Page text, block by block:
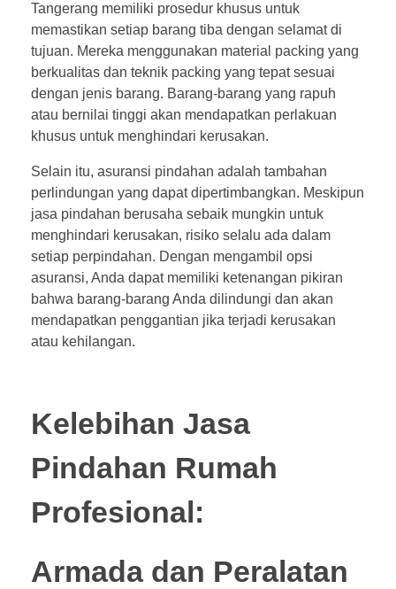
Tangerang memiliki prosedur khusus untuk
memastikan setiap barang tiba dengan selamat di
tujuan. Mereka menggunakan material packing yang
berkualitas dan teknik packing yang tepat sesuai
dengan jenis barang. Barang-barang yang rapuh
atau bernilai tinggi akan mendapatkan perlakuan
khusus untuk menghindari kerusakan.
Selain itu, asuransi pindahan adalah tambahan
perlindungan yang dapat dipertimbangkan. Meskipun
jasa pindahan berusaha sebaik mungkin untuk
menghindari kerusakan, risiko selalu ada dalam
setiap perpindahan. Dengan mengambil opsi
asuransi, Anda dapat memiliki ketenangan pikiran
bahwa barang-barang Anda dilindungi dan akan
mendapatkan penggantian jika terjadi kerusakan
atau kehilangan.
Kelebihan Jasa
Pindahan Rumah
Profesional:
Armada dan Peralatan